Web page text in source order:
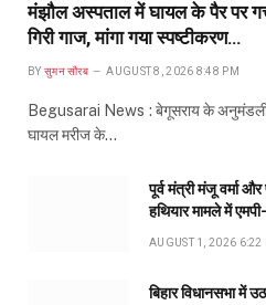
मंझौल अस्पताल में घायल के पैर पर
गिरी गाज, मांगा गया स्पष्टीकरण…
BY सुमन सौरब AUGUST 8, 2026 8:48 PM
Begusarai News : बेगूसराय के
घायल मरीज के…
पूर्व मंत्री मंजू वर्मा
हथियार मामले में
AUGUST 1, 2026 6:22
बिहार विधानसभा में